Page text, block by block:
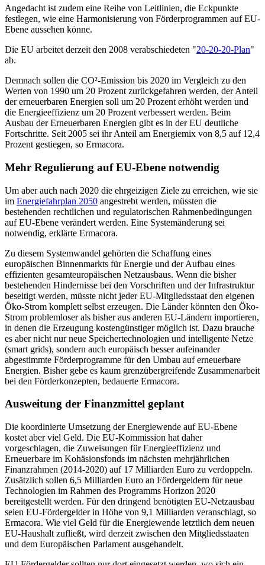
Angedacht ist zudem eine Reihe von Leitlinien, die Eckpunkte
festlegen, wie eine Harmonisierung von Förderprogrammen auf EU-
Ebene aussehen könne.
Die EU arbeitet derzeit den 2008 verabschiedeten "20-20-20-Plan"
ab.
Demnach sollen die CO²-Emission bis 2020 im Vergleich zu den
Werten von 1990 um 20 Prozent zurückgefahren werden, der Anteil
der erneuerbaren Energien soll um 20 Prozent erhöht werden und
die Energieeffizienz um 20 Prozent verbessert werden. Beim
Ausbau der Erneuerbaren Energien gibt es in der EU deutliche
Fortschritte. Seit 2005 sei ihr Anteil am Energiemix von 8,5 auf 12,4
Prozent gestiegen, so Ermacora.
Mehr Regulierung auf EU-Ebene notwendig
Um aber auch nach 2020 die ehrgeizigen Ziele zu erreichen, wie sie
im Energiefahrplan 2050 angestrebt werden, müssten die
bestehenden rechtlichen und regulatorischen Rahmenbedingungen
auf EU-Ebene verändert werden. Eine Systemänderung sei
notwendig, erklärte Ermacora.
Zu diesem Systemwandel gehörten die Schaffung eines
europäischen Binnenmarkts für Energie und der Aufbau eines
effizienten gesamteuropäischen Netzausbaus. Wenn die bisher
bestehenden Hindernisse bei den Vorschriften und der Infrastruktur
beseitigt werden, müsste nicht jeder EU-Mitgliedsstaat den eigenen
Öko-Strom komplett selbst erzeugen. Die Länder könnten den Öko-
Strom problemloser als bisher aus anderen EU-Ländern importieren,
in denen die Erzeugung kostengünstiger möglich ist. Dazu brauche
es aber nicht nur neue Speichertechnologien und intelligente Netze
(smart grids), sondern auch europäisch besser aufeinander
abgestimmte Förderprogramme für den Umbau auf erneuerbare
Energien. Bisher gebe es kaum grenzübergreifende Zusammenarbeit
bei den Förderkonzepten, bedauerte Ermacora.
Ausweitung der Finanzmittel geplant
Die koordinierte Umsetzung der Energiewende auf EU-Ebene
kostet aber viel Geld. Die EU-Kommission hat daher
vorgeschlagen, die Zuweisungen für Energieeffizienz und
Erneuerbare im Kohäsionsfonds im nächsten mehrjährlichen
Finanzrahmen (2014-2020) auf 17 Milliarden Euro zu verdoppeln.
Zusätzlich sollen 6,5 Milliarden Euro an Fördergeldern für neue
Technologien im Rahmen des Programms Horizon 2020
bereitgestellt werden. Für den dringend benötigten EU-Netzausbau
seien EU-Fördergelder in Höhe von 9,1 Milliarden veranschlagt, so
Ermacora. Wie viel Geld für die Energiewende letztlich dem neuen
EU-Haushalt zufließt, wird derzeit zwischen den Mitgliedsstaaten
und dem Europäischen Parlament ausgehandelt.